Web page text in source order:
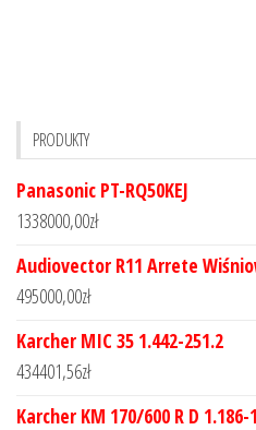
PRODUKTY
Panasonic PT-RQ50KEJ
1338000,00zł
Audiovector R11 Arrete
495000,00zł
Karcher MIC 35 1.442-251.2
434401,56zł
Karcher KM 170/600 R D 1.186-